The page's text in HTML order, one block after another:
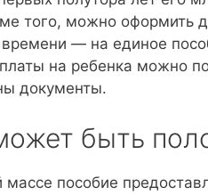
того, можно оформить
— на единое
на ребенка можно
документы.
быть
массе пособие